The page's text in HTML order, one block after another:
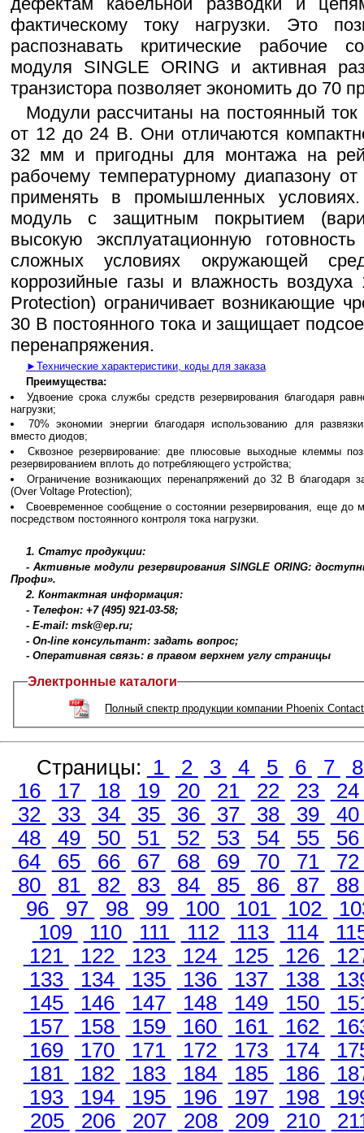
фактическому току нагрузки. Это
распознавать критические рабочие
модуля SINGLE ORING и активная
транзистора позволяет экономить до 70
Модули рассчитаны на постоянный
от 12 до 24 В. Они отличаются
32 мм и пригодны для монтажа на
рабочему температурному диапазону
применять в промышленных
модуль с защитным покрытием
высокую эксплуатационную
сложных условиях окружающей
коррозийные газы и влажность
Protection) ограничивает возникающие
30 В постоянного тока и защищает
перенапряжения.
►Технические характеристики, коды для заказа
Преимущества:
Удвоение срока службы средств резервирования благодаря
нагрузки;
70% экономии энергии благодаря использованию для
вместо диодов;
Сквозное резервирование: две плюсовые выходные клеммы
резервированием вплоть до потребляющего устройства;
Ограничение возникающих перенапряжений до 32 В благодаря
(Over Voltage Protection);
Своевременное сообщение о состоянии резервирования, еще до
посредством постоянного контроля тока нагрузки.
1. Статус продукции:
- Активные модули резервирования SINGLE ORING:
Профи».
2. Контактная информация:
- Телефон: +7 (495) 921-03-58;
- E-mail: msk@ep.ru;
- On-line консультант: задать вопрос;
- Оперативная связь: в правом верхнем углу страницы
Электронные каталоги
Полный спектр продукции компании Phoenix Contact
Страницы: 1 2 3 4 5 6 7
16
17 18 19 20 21 22 23
24
32
33 34 35 36 37 38 39
40
48
49 50 51 52 53 54 55
56
64
65 66 67 68 69 70 71
72
80
81 82 83 84 85 86 87
88
96
97 98 99 100 101 102
109
110 111 112 113 114
121
122 123 124 125 126
133
134 135 136 137 138
145
146 147 148 149 150
157
158 159 160 161 162
169
170 171 172 173 174
181
182 183 184 185 186
193
194 195 196 197 198
205
206 207 208 209 210